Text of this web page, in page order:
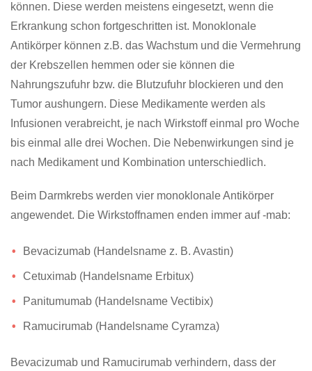
können. Diese werden meistens eingesetzt, wenn die
Erkrankung schon fortgeschritten ist. Monoklonale
Antikörper können z.B. das Wachstum und die Vermehrung
der Krebszellen hemmen oder sie können die
Nahrungszufuhr bzw. die Blutzufuhr blockieren und den
Tumor aushungern. Diese Medikamente werden als
Infusionen verabreicht, je nach Wirkstoff einmal pro Woche
bis einmal alle drei Wochen. Die Nebenwirkungen sind je
nach Medikament und Kombination unterschiedlich.
Beim Darmkrebs werden vier monoklonale Antikörper
angewendet. Die Wirkstoffnamen enden immer auf -mab:
Bevacizumab (Handelsname z. B. Avastin)
Cetuximab (Handelsname Erbitux)
Panitumumab (Handelsname Vectibix)
Ramucirumab (Handelsname Cyramza)
Bevacizumab und Ramucirumab verhindern, dass der